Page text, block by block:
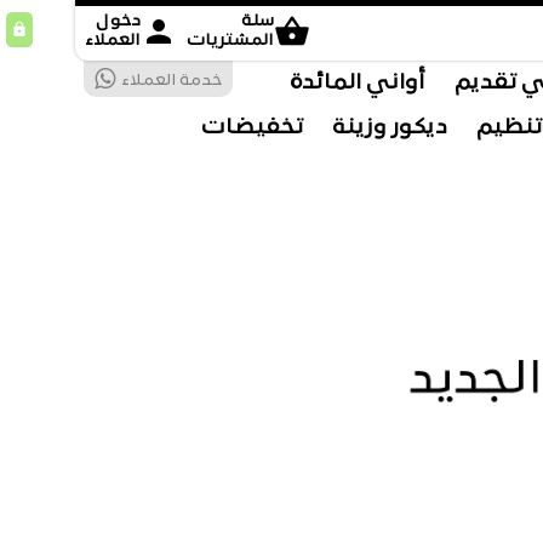
lock person دخول
العملاء
shopping_basketسلة
المشتريات
خدمة العملاء تقديم أواني المائدة
ديكور وزينة تخفيضات